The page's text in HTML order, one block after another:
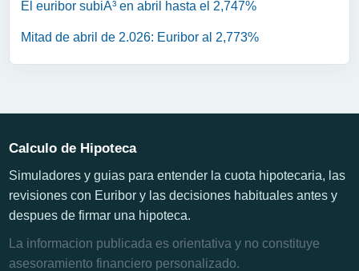
El euribor subiÃ³ en abril hasta el 2,747%
Mitad de abril de 2.026: Euribor al 2,773%
Calculo de Hipoteca
Simuladores y guias para entender la cuota hipotecaria, las
revisiones con Euribor y las decisiones habituales antes y
despues de firmar una hipoteca.
La informacion publicada es orientativa y no constituye
asesoramiento financiero personalizado.